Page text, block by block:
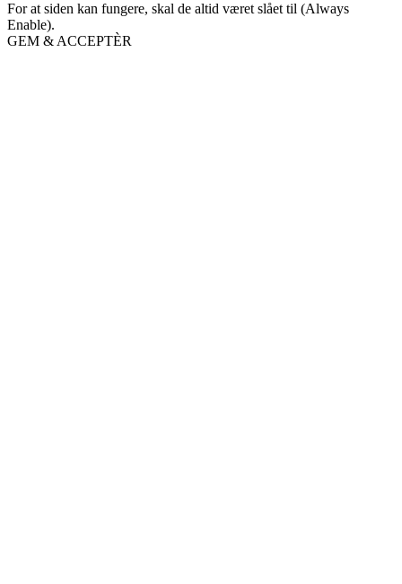
For at siden kan fungere, skal de altid været slået til (Always
Enable).
GEM & ACCEPTÈR